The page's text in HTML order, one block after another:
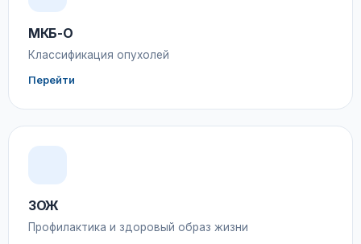
МКБ-О
Классификация опухолей
Перейти
ЗОЖ
Профилактика и здоровый образ жизни